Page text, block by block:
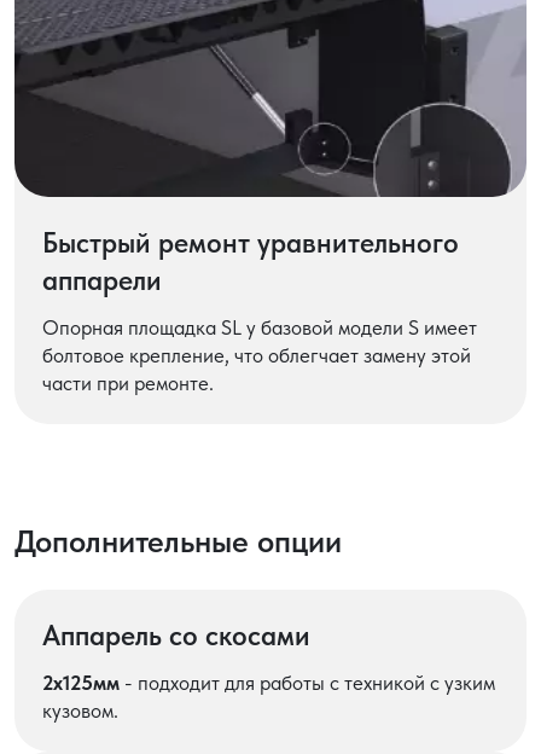
Быстрый ремонт уравнительного
аппарели
Опорная площадка SL у базовой модели S имеет
болтовое крепление, что облегчает замену этой
части при ремонте.
Дополнительные опции
Аппарель со скосами
2х125мм- подходит для работы с техникой с узким
кузовом.